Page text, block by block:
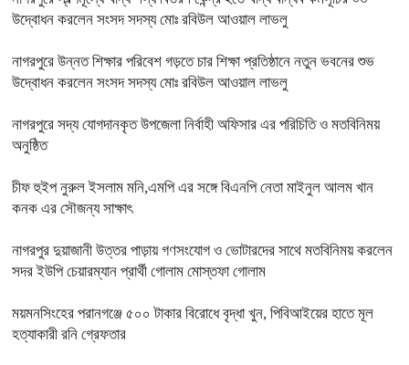
উদ্বোধন করলেন সংসদ সদস্য মোঃ রবিউল আওয়াল লাভলু
নাগরপুরে উন্নত শিক্ষার পরিবেশ গড়তে চার শিক্ষা প্রতিষ্ঠানে নতুন ভবনের শুভ
উদ্বোধন করলেন সংসদ সদস্য মোঃ রবিউল আওয়াল লাভলু
নাগরপুরে সদ্য যোগদানকৃত উপজেলা নির্বাহী অফিসার এর পরিচিতি ও মতবিনিময়
অনুষ্ঠিত
চীফ হুইপ নুরুল ইসলাম মনি,এমপি এর সঙ্গে বিএনপি নেতা মাইনুল আলম খান
কনক এর সৌজন্য সাক্ষাৎ
নাগরপুর দুয়াজানী উত্তর পাড়ায় গণসংযোগ ও ভোটারদের সাথে মতবিনিময় করলেন
সদর ইউপি চেয়ারম্যান প্রার্থী গোলাম মোস্তফা গোলাম
ময়মনসিংহের পরানগঞ্জে ৫০০ টাকার বিরোধে বৃদ্ধা খুন, পিবিআইয়ের হাতে মূল
হত্যাকারী রনি গ্রেফতার